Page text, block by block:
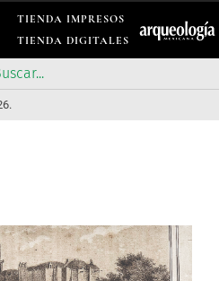
TIENDA IMPRESOS
TIENDA DIGITALES